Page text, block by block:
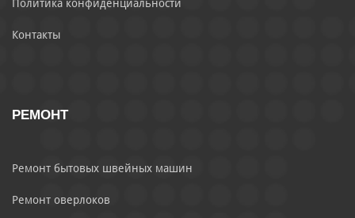
Политика конфиденциальности
Контакты
РЕМОНТ
Ремонт бытовых швейных машин
Ремонт оверлоков